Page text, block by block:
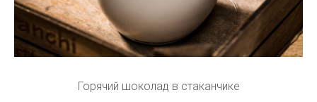
Горячий шоколад в стаканчике